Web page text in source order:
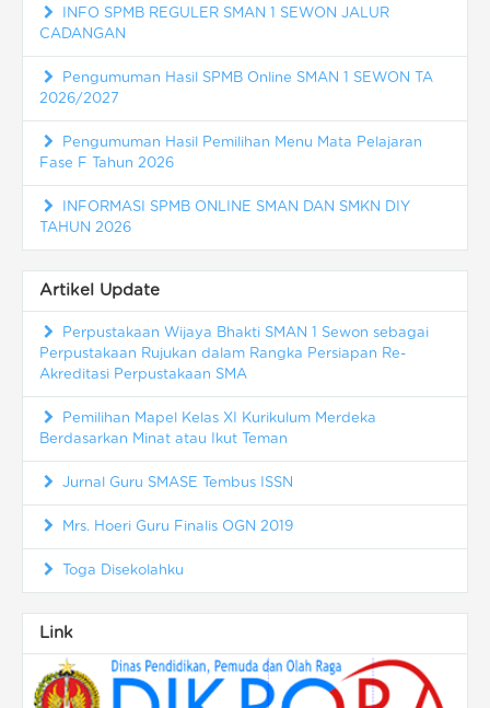
INFO SPMB REGULER SMAN 1 SEWON JALUR
CADANGAN
Pengumuman Hasil SPMB Online SMAN 1 SEWON TA
2026/2027
Pengumuman Hasil Pemilihan Menu Mata Pelajaran
Fase F Tahun 2026
INFORMASI SPMB ONLINE SMAN DAN SMKN DIY
TAHUN 2026
Artikel Update
Perpustakaan Wijaya Bhakti SMAN 1 Sewon sebagai
Perpustakaan Rujukan dalam Rangka Persiapan Re-
Akreditasi Perpustakaan SMA
Pemilihan Mapel Kelas XI Kurikulum Merdeka
Berdasarkan Minat atau Ikut Teman
Jurnal Guru SMASE Tembus ISSN
Mrs. Hoeri Guru Finalis OGN 2019
Toga Disekolahku
Link